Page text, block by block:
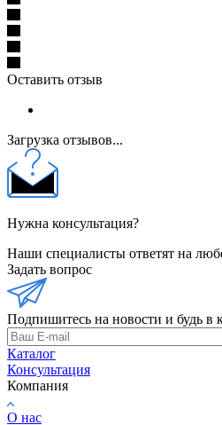
Оставить отзыв
Загрузка отзывов...
Нужна консультация?
Наши специалисты ответят на
Задать вопрос
Подпишитесь на новости и будь в
Каталог
Консультация
Компания
О нас